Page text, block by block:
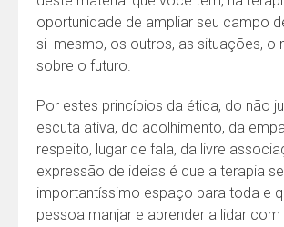
oportunidade de ampliar seu campo
si mesmo, os outros, as situações, o
sobre o futuro.
Por estes princípios da ética, do não
escuta ativa, do acolhimento, da
respeito, lugar de fala, da livre
expressão de ideias é que a terapia
importantíssimo espaço para toda e
pessoa manjar e aprender a lidar com